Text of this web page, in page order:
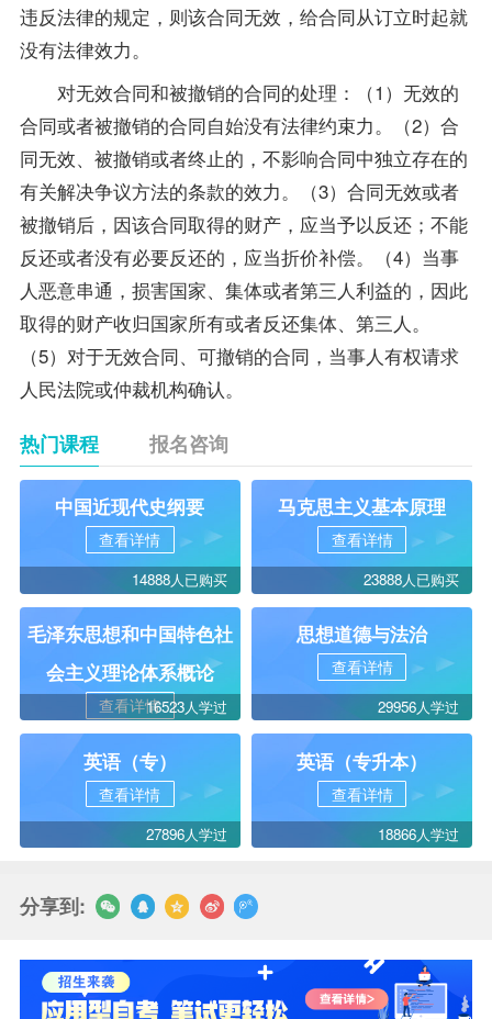
违反法律的规定，则该合同无效，给合同从订立时起就
没有法律效力。
对无效合同和被撤销的合同的处理：（1）无效的
合同或者被撤销的合同自始没有法律约束力。（2）合
同无效、被撤销或者终止的，不影响合同中独立存在的
有关解决争议方法的条款的效力。（3）合同无效或者
被撤销后，因该合同取得的财产，应当予以反还；不能
反还或者没有必要反还的，应当折价补偿。（4）当事
人恶意串通，损害国家、集体或者第三人利益的，因此
取得的财产收归国家所有或者反还集体、第三人。
（5）对于无效合同、可撤销的合同，当事人有权请求
人民法院或仲裁机构确认。
热门课程 报名咨询
中国近现代史纲要
查看详情
14888人已购买
马克思主义基本原理
查看详情
23888人已购买
毛泽东思想和中国特色社
会主义理论体系概论
查看详情16523人学过
思想道德与法治
查看详情
29956人学过
英语（专）
查看详情
27896人学过
英语（专升本）
查看详情
18866人学过
分享到: